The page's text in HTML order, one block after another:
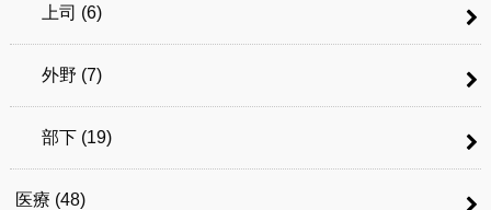
上司 (6)
外野 (7)
部下 (19)
医療 (48)